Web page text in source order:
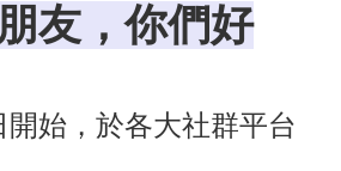
友，你們好
開始，於各大社群平台